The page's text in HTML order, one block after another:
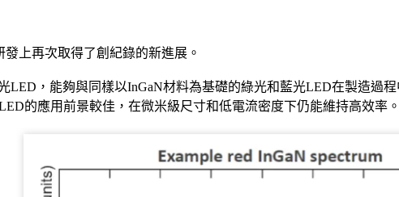
上再次取得了創紀錄的新進展。
LED，能夠與同樣以InGaN材料為基礎的綠光和藍光LED在製造過
的應用前景較佳，在微米級尺寸和低電流密度下仍能維持高效率。